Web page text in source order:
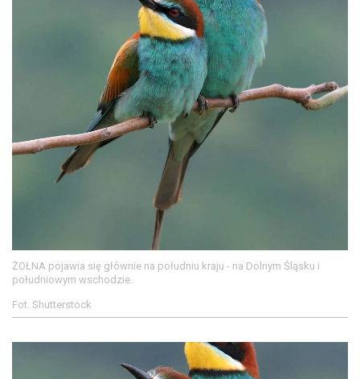
ŻOŁNA pojawia się głównie na południu kraju - na Dolnym Śląsku i
południowym wschodzie.
Fot. Shutterstock